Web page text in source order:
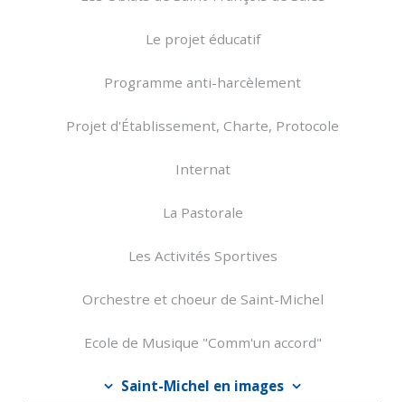
Le projet éducatif
Programme anti-harcèlement
Projet d'Établissement, Charte, Protocole
Internat
La Pastorale
Les Activités Sportives
Orchestre et choeur de Saint-Michel
Ecole de Musique "Comm'un accord"
Saint-Michel en images